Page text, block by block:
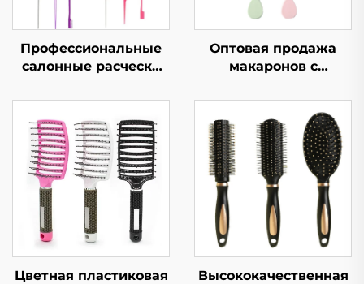
Профессиональные
салонные расчески
спутанности и
детские щетки для
волос, щетка для
прямых волос из
нержавеющей стали
Оптовая продажа
макаронов с
безопасности, щетка
для волос для
студентов,
портативная
воздушная щетка для
женщин, массажная
щетка
Цветная пластиковая
Высококачественная